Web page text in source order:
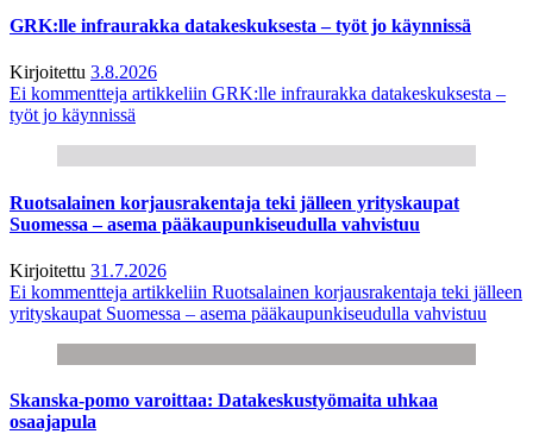
GRK:lle infraurakka datakeskuksesta – työt jo käynnissä
Kirjoitettu 3.8.2026
Ei kommentteja artikkeliin GRK:lle infraurakka datakeskuksesta –
työt jo käynnissä
Ruotsalainen korjausrakentaja teki jälleen yrityskaupat
Suomessa – asema pääkaupunkiseudulla vahvistuu
Kirjoitettu 31.7.2026
Ei kommentteja artikkeliin Ruotsalainen korjausrakentaja teki jälleen
yrityskaupat Suomessa – asema pääkaupunkiseudulla vahvistuu
Skanska-pomo varoittaa: Datakeskustyömaita uhkaa
osaajapula